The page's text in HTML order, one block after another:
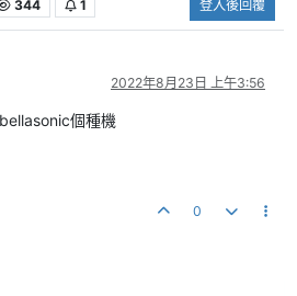
344 1 登入後回覆
2022年8月23日 上午3:56
個種機
0